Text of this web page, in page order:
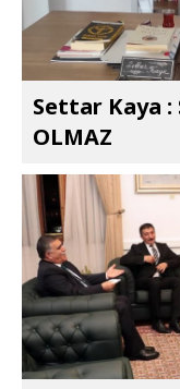
Settar Kaya :
OLMAZ